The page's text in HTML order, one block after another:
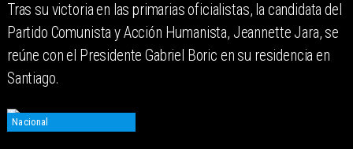
Tras su victoria en las primarias oficialistas, la candidata del
Partido Comunista y Acción Humanista, Jeannette Jara, se
reúne con el Presidente Gabriel Boric en su residencia en
Santiago.
Nacional